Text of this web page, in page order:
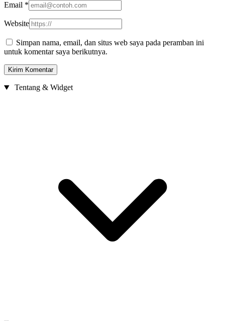
Email *
Website
Simpan nama, email, dan situs web saya pada peramban ini
untuk komentar saya berikutnya.
Tentang & Widget